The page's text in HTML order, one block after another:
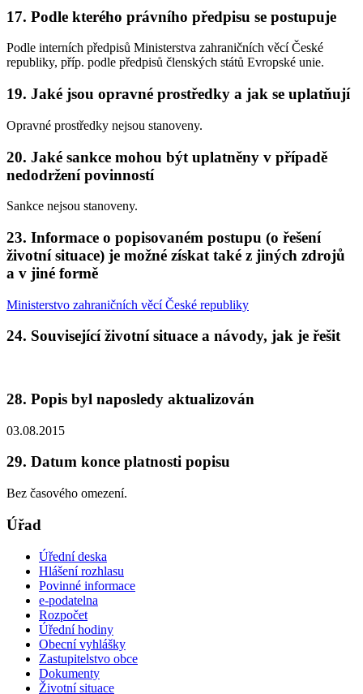
17. Podle kterého právního předpisu se postupuje
Podle interních předpisů Ministerstva zahraničních věcí České
republiky, příp. podle předpisů členských států Evropské unie.
19. Jaké jsou opravné prostředky a jak se uplatňují
Opravné prostředky nejsou stanoveny.
20. Jaké sankce mohou být uplatněny v případě
nedodržení povinností
Sankce nejsou stanoveny.
23. Informace o popisovaném postupu (o řešení
životní situace) je možné získat také z jiných zdrojů
a v jiné formě
Ministerstvo zahraničních věcí České republiky
24. Související životní situace a návody, jak je řešit
28. Popis byl naposledy aktualizován
03.08.2015
29. Datum konce platnosti popisu
Bez časového omezení.
Úřad
Úřední deska
Hlášení rozhlasu
Povinné informace
e-podatelna
Rozpočet
Úřední hodiny
Obecní vyhlášky
Zastupitelstvo obce
Dokumenty
Životní situace